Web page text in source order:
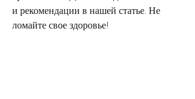
и рекомендации в нашей статье. Не
ломайте свое здоровье!